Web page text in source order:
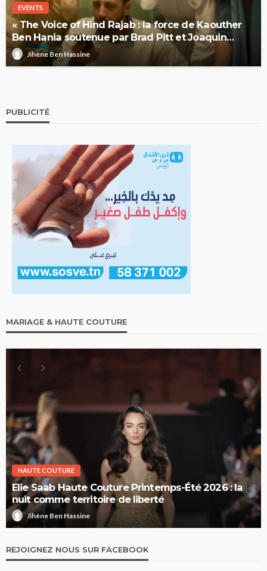
EVENTS
« The Voice of Hind Rajab : la force de Kaouther
Ben Hania soutenue par Brad Pitt et Joaquin
Phoenix
Jihène Ben Hassine
PUBLICITÉ
MARIAGE & HAUTE COUTURE
HAUTE COUTURE
Elie Saab Haute Couture Printemps-Été 2026 : la
nuit comme territoire de liberté
Jihène Ben Hassine
REJOIGNEZ NOUS SUR FACEBOOK